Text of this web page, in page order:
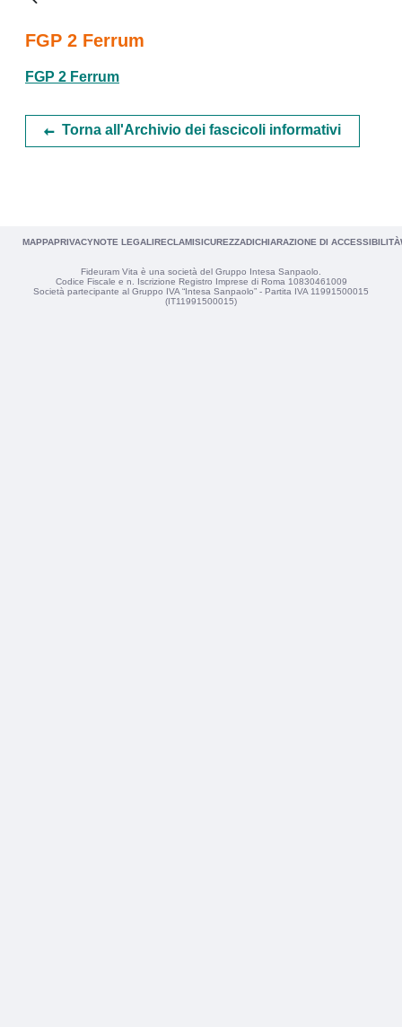
FGP 2 Ferrum
FGP 2 Ferrum
Torna all'Archivio dei fascicoli informativi
MAPPAPRIVACYNOTE LEGALIRECLAMISICUREZZADICHIARAZIONE DI ACCESSIBILITÀ
Fideuram Vita è una società del Gruppo Intesa Sanpaolo.
Codice Fiscale e n. Iscrizione Registro Imprese di Roma 10830461009
Società partecipante al Gruppo IVA “Intesa Sanpaolo” - Partita IVA 11991500015
(IT11991500015)